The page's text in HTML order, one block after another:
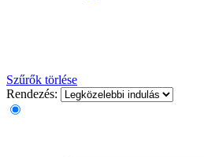
Szűrők törlése
Rendezés: